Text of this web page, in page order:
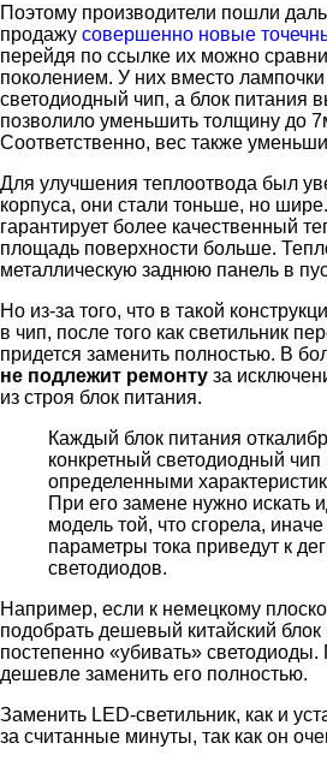
Поэтому производители пошли
продажу совершенно новые
перейдя по ссылке их можно
поколением. У них вместо
светодиодный чип, а блок питания
позволило уменьшить толщину до
Соответственно, вес также
Для улучшения теплоотвода был
корпуса, они стали тоньше, но
гарантирует более качественный
площадь поверхности больше.
металлическую заднюю панель в
Но из-за того, что в такой
в чип, после того как светильник
придется заменить полностью. В
не подлежит ремонту за
из строя блок питания.
Каждый блок питания
конкретный светодиодный чип
определенными
При его замене нужно искать
модель той, что сгорела,
параметры тока приведут к
светодиодов.
Например, если к немецкому
подобрать дешевый китайский блок
постепенно «убивать»
дешевле заменить его полностью.
Заменить LED-светильник, как и
за считанные минуты, так как он